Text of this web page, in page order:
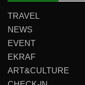
TRAVEL
NEWS
EVENT
EKRAF
ART&CULTURE